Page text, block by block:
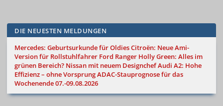
DIE NEUESTEN MELDUNGEN
Mercedes: Geburtsurkunde für OldiesCitroën: Neue Ami-
Version für Rollstuhlfahrer Ford Ranger Holly Green: Alles im
grünen Bereich? Nissan mit neuem DesignchefAudi A2: Hohe
Effizienz – ohne VorsprungADAC-Stauprognose für das
Wochenende 07.-09.08.2026